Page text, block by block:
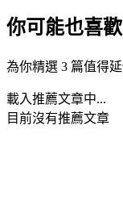
你可能也喜歡
為你精選 3 篇值得
載入推薦文章中...
目前沒有推薦文章